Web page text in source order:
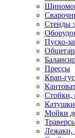
Стенды
Пуско-
Прессы
Кран-
Стойки,
Катушки
Мойки
Лежаки,